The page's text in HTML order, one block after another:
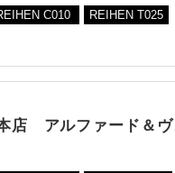
C010
REIHEN T025
店 アルファード＆